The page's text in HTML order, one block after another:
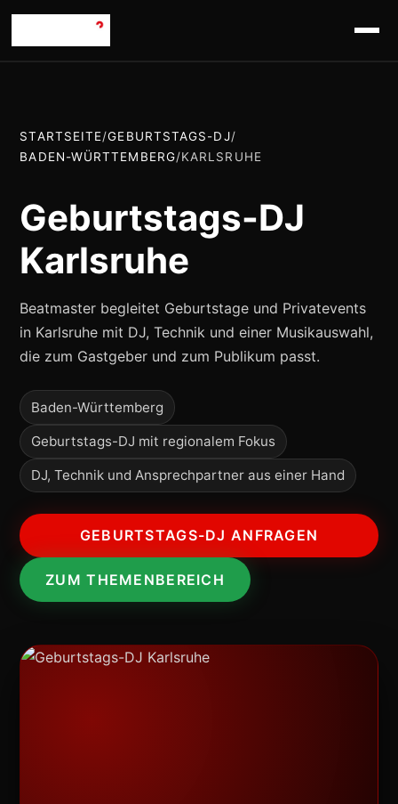
STARTSEITE/GEBURTSTAGS-DJ/
BADEN-WÜRTTEMBERG/KARLSRUHE
Geburtstags-DJ
Karlsruhe
Beatmaster begleitet Geburtstage und Privatevents
in Karlsruhe mit DJ, Technik und einer Musikauswahl,
die zum Gastgeber und zum Publikum passt.
Baden-Württemberg
Geburtstags-DJ mit regionalem Fokus
DJ, Technik und Ansprechpartner aus einer Hand
GEBURTSTAGS-DJ ANFRAGEN
ZUM THEMENBEREICH